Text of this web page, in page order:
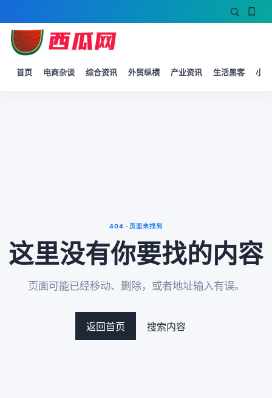
首页 电商杂谈 综合资讯 外贸纵横 产业资讯 生活黑客 小
404 · 页面未找到
这里没有你要找的内容
页面可能已经移动、删除，或者地址输入有误。
返回首页 搜索内容